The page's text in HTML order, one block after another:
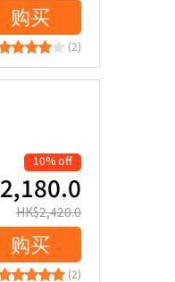
购买
(2)
10% off
2,180.0
HK$2,420.0
购买
(2)